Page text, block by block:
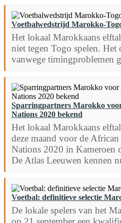
Voetbalwedstrijd Marokko-
Het lokaal Marokkaans
niet tegen Togo spelen. Het
vanwege timingproblemen
Sparringpartners Marokko
Nations 2020 bekend
Het lokaal Marokkaans
deze maand voor de
Nations 2020 in Kameroen
De Atlas Leeuwen kennen
Voetbal: definitieve selectie
De lokale spelers van het